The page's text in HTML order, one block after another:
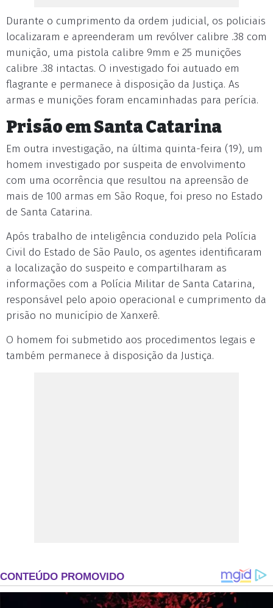
Durante o cumprimento da ordem judicial, os policiais
localizaram e apreenderam um revólver calibre .38 com
munição, uma pistola calibre 9mm e 25 munições
calibre .38 intactas. O investigado foi autuado em
flagrante e permanece à disposição da Justiça. As
armas e munições foram encaminhadas para perícia.
Prisão em Santa Catarina
Em outra investigação, na última quinta-feira (19), um
homem investigado por suspeita de envolvimento
com uma ocorrência que resultou na apreensão de
mais de 100 armas em São Roque, foi preso no Estado
de Santa Catarina.
Após trabalho de inteligência conduzido pela Polícia
Civil do Estado de São Paulo, os agentes identificaram
a localização do suspeito e compartilharam as
informações com a Polícia Militar de Santa Catarina,
responsável pelo apoio operacional e cumprimento da
prisão no município de Xanxerê.
O homem foi submetido aos procedimentos legais e
também permanece à disposição da Justiça.